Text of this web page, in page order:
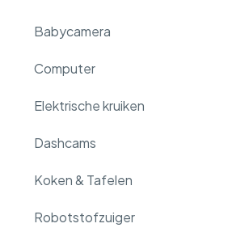
Babycamera
Computer
Elektrische kruiken
Dashcams
Koken & Tafelen
Robotstofzuiger